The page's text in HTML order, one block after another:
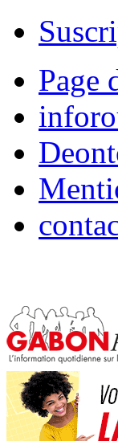
Page